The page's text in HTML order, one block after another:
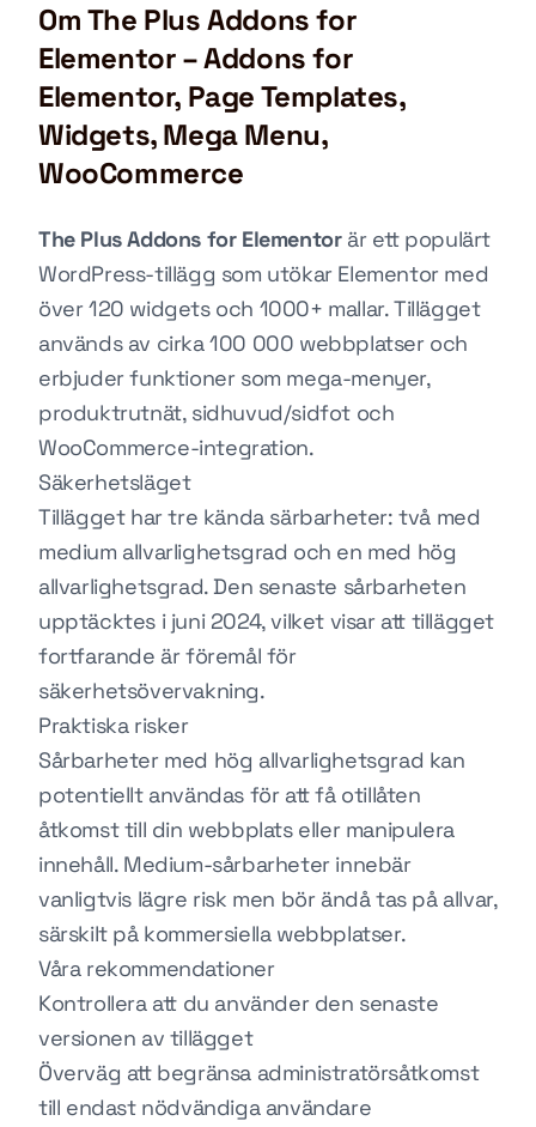
Om The Plus Addons for
Elementor – Addons for
Elementor, Page Templates,
Widgets, Mega Menu,
WooCommerce
The Plus Addons for Elementorär ett populärt
WordPress-tillägg som utökar Elementor med
över 120 widgets och 1000+ mallar. Tillägget
används av cirka 100 000 webbplatser och
erbjuder funktioner som mega-menyer,
produktrutnät, sidhuvud/sidfot och
WooCommerce-integration.
Säkerhetsläget
Tillägget har tre kända särbarheter: två med
medium allvarlighetsgrad och en med hög
allvarlighetsgrad. Den senaste sårbarheten
upptäcktes i juni 2024, vilket visar att tillägget
fortfarande är föremål för
säkerhetsövervakning.
Praktiska risker
Sårbarheter med hög allvarlighetsgrad kan
potentiellt användas för att få otillåten
åtkomst till din webbplats eller manipulera
innehåll. Medium-sårbarheter innebär
vanligtvis lägre risk men bör ändå tas på allvar,
särskilt på kommersiella webbplatser.
Våra rekommendationer
Kontrollera att du använder den senaste
versionen av tillägget
Överväg att begränsa administratörsåtkomst
till endast nödvändiga användare